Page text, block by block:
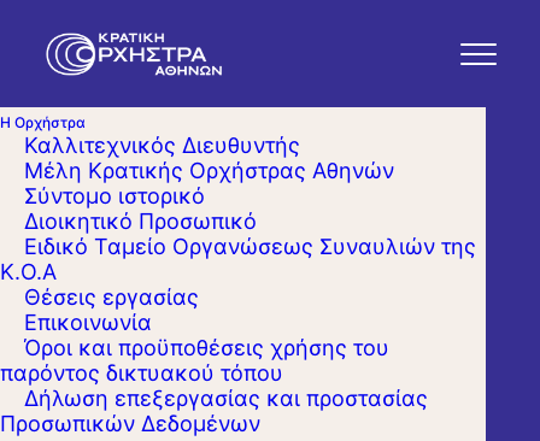
Η Ορχήστρα
Καλλιτεχνικός Διευθυντής
Μέλη Κρατικής Ορχήστρας Αθηνών
Σύντομο ιστορικό
Διοικητικό Προσωπικό
Ειδικό Ταμείο Οργανώσεως Συναυλιών της
Κ.Ο.Α
Θέσεις εργασίας
Επικοινωνία
Όροι και προϋποθέσεις χρήσης του
παρόντος δικτυακού τόπου
Δήλωση επεξεργασίας και προστασίας
Προσωπικών Δεδομένων